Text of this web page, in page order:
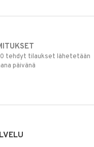
tehdyt tilaukset lähetetään
päivänä